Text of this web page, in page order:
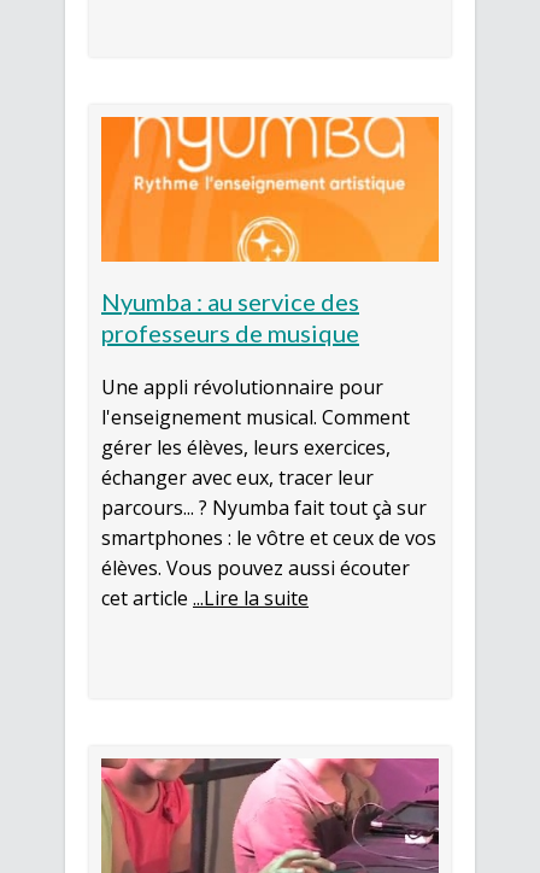
Nyumba : au service des
professeurs de musique
Une appli révolutionnaire pour
l'enseignement musical. Comment
gérer les élèves, leurs exercices,
échanger avec eux, tracer leur
parcours... ? Nyumba fait tout çà sur
smartphones : le vôtre et ceux de vos
élèves. Vous pouvez aussi écouter
cet article ...Lire la suite